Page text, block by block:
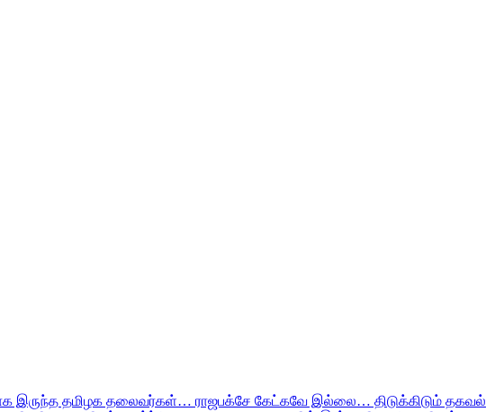
இருந்த தமிழக தலைவர்கள்… ராஜபக்சே கேட்கவே இல்லை… திடுக்கிடும் தகவல்